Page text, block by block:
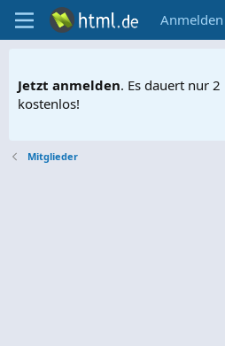
Anmelden
Jetzt anmelden. Es dauert nur
kostenlos!
Mitglieder